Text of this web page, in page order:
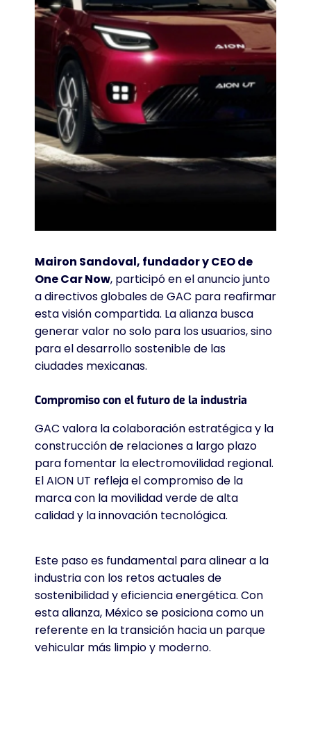
Mairon Sandoval, fundador y CEO de
One Car Now, participó en el anuncio junto
a directivos globales de GAC para reafirmar
esta visión compartida. La alianza busca
generar valor no solo para los usuarios, sino
para el desarrollo sostenible de las
ciudades mexicanas.
Compromiso con el futuro de la industria
GAC valora la colaboración estratégica y la
construcción de relaciones a largo plazo
para fomentar la electromovilidad regional.
El AION UT refleja el compromiso de la
marca con la movilidad verde de alta
calidad y la innovación tecnológica.
Este paso es fundamental para alinear a la
industria con los retos actuales de
sostenibilidad y eficiencia energética. Con
esta alianza, México se posiciona como un
referente en la transición hacia un parque
vehicular más limpio y moderno.